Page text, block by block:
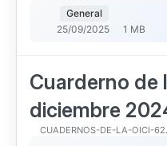
General
25/09/2025
1 MB
Cuarderno de
diciembre
CUADERNOS-DE-LA-OICI-